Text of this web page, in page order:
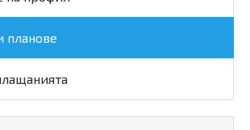
планове